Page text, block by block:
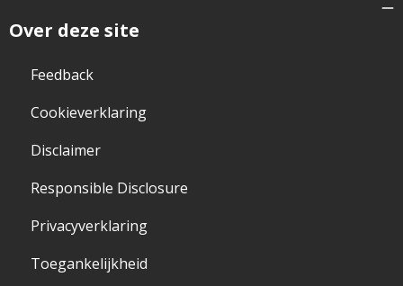
Over deze site
Feedback
Cookieverklaring
Disclaimer
Responsible Disclosure
Privacyverklaring
Toegankelijkheid